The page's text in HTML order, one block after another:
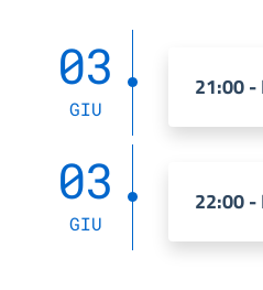
03
GIU
21:00 -
03
GIU
22:00 -